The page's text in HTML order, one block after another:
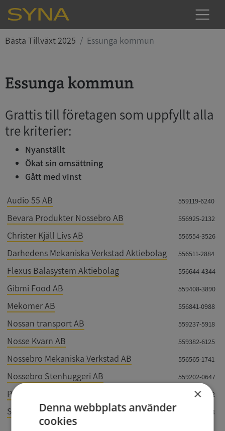
Bästa Tillväxt 2025 Essunga kommun
Essunga kommun
Grattis till företagen som uppfyllt alla
tre kriterier:
Nyanställt
Ökat sin omsättning
Gått med vinst
Audio 55 AB 559119-6240
Bevara Produkter Nossebro AB 556925-2132
Christer Kjäll Livs AB 556554-3526
Darhedens Mekaniska Verkstad Aktiebolag 556511-2884
Flexus Balasystem Aktiebolag 556644-4344
Gibmi Food AB 559408-3890
Mekomer AB 556841-0988
Nossan transport AB 559237-5918
Nosse Kvarn AB 559382-6125
Nossebro Mekaniska Verkstad AB 556565-1741
Nossebro Stenhuggeri AB 559202-0647
Porsberga Gård AB 556651-6562
Sverige Entreprenad Väst AB 559326-5514
×
Denna webbplats använder
cookies